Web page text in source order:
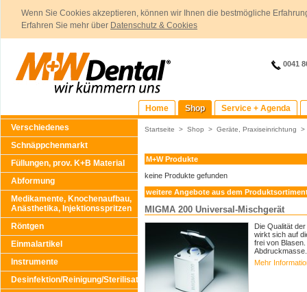
Wenn Sie Cookies akzeptieren, können wir Ihnen die bestmögliche
Erfahren Sie mehr über Datenschutz & Cookies
0041
Home Shop
Service + Agenda
Verschiedenes
Schnäppchenmarkt
Füllungen, prov. K+B Material
Abformung
Medikamente, Knochenaufbau,
Anästhetika, Injektionsspritzen
Röntgen
Einmalartikel
Instrumente
Desinfektion/Reinigung/Sterilisation
Startseite > Shop > Geräte, Praxiseinrichtung
M+W Produkte
keine Produkte gefunden
weitere Angebote aus dem
MIGMA 200 Universal-Mischgerät
Die Qualität
wirkt sich auf
frei von
Mehr